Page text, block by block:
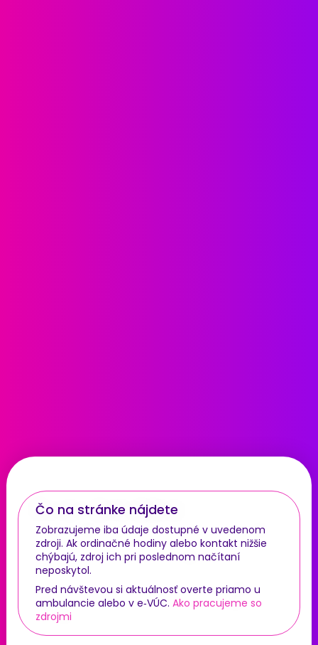
Čo na stránke nájdete
Zobrazujeme iba údaje dostupné v uvedenom
zdroji. Ak ordinačné hodiny alebo kontakt nižšie
chýbajú, zdroj ich pri poslednom načítaní
neposkytol.
Pred návštevou si aktuálnosť overte priamo u
ambulancie alebo v e‑VÚC. Ako pracujeme so
zdrojmi